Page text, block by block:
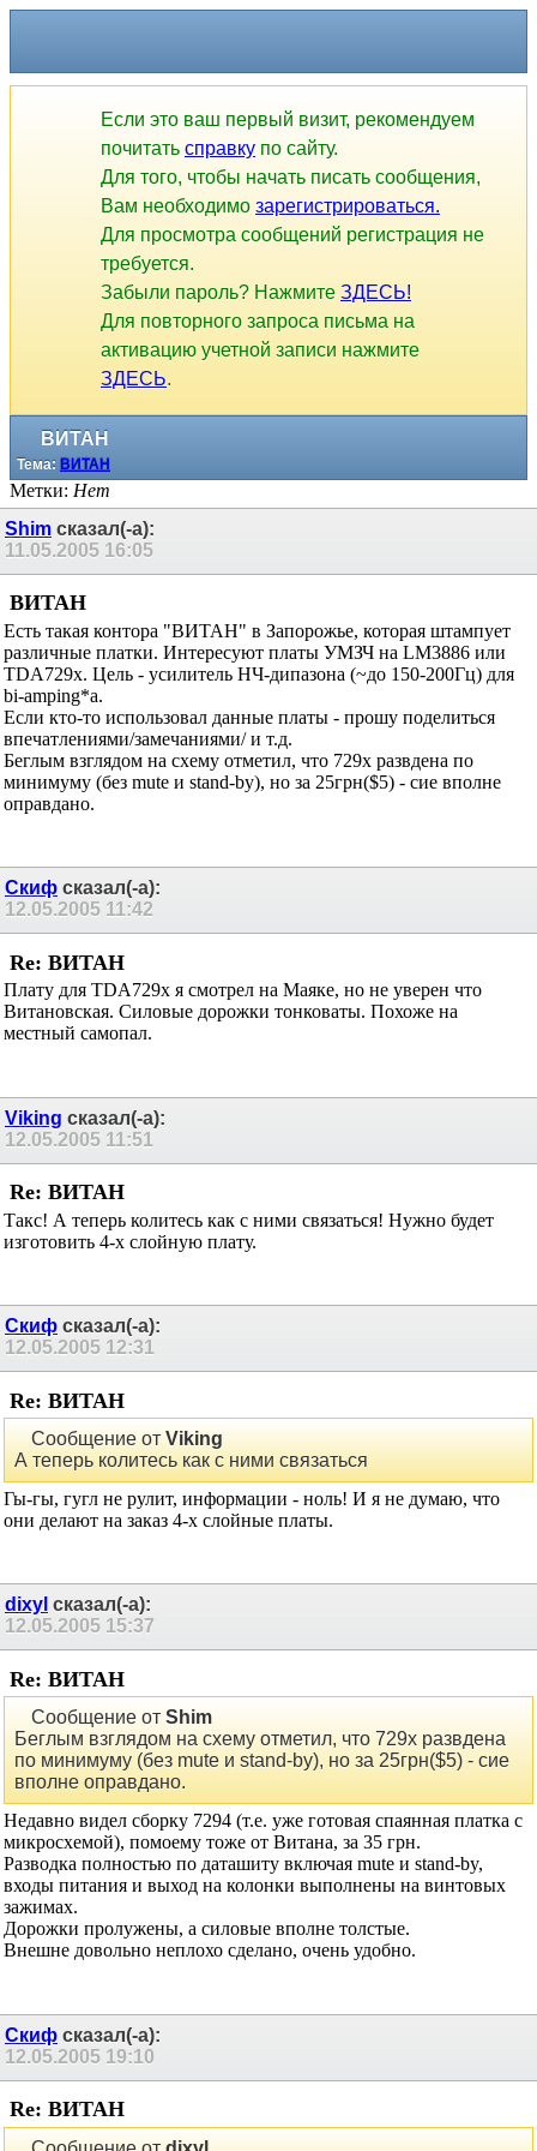
Если это ваш первый визит, рекомендуем
почитать справку по сайту.
Для того, чтобы начать писать сообщения,
Вам необходимо зарегистрироваться.
Для просмотра сообщений регистрация не
требуется.
Забыли пароль? Нажмите ЗДЕСЬ!
Для повторного запроса письма на
активацию учетной записи нажмите
ЗДЕСЬ.
ВИТАН
Тема: ВИТАН
Метки: Нет
Shim сказал(-а):
11.05.2005 16:05
ВИТАН
Есть такая контора "ВИТАН" в Запорожье, которая штампует
различные платки. Интересуют платы УМЗЧ на LM3886 или
TDA729x. Цель - усилитель НЧ-дипазона (~до 150-200Гц) для
bi-amping*а.
Если кто-то использовал данные платы - прошу поделиться
впечатлениями/замечаниями/ и т.д.
Беглым взглядом на схему отметил, что 729х развдена по
минимуму (без mute и stand-by), но за 25грн($5) - сие вполне
оправдано.
Скиф сказал(-а):
12.05.2005 11:42
Re: ВИТАН
Плату для TDA729x я смотрел на Маяке, но не уверен что
Витановская. Силовые дорожки тонковаты. Похоже на
местный самопал.
Viking сказал(-а):
12.05.2005 11:51
Re: ВИТАН
Такс! А теперь колитесь как с ними связаться! Нужно будет
изготовить 4-х слойную плату.
Скиф сказал(-а):
12.05.2005 12:31
Re: ВИТАН
Сообщение от Viking
А теперь колитесь как с ними связаться
Гы-гы, гугл не рулит, информации - ноль! И я не думаю, что
они делают на заказ 4-х слойные платы.
dixyl сказал(-а):
12.05.2005 15:37
Re: ВИТАН
Сообщение от Shim
Беглым взглядом на схему отметил, что 729х развдена
по минимуму (без mute и stand-by), но за 25грн($5) - сие
вполне оправдано.
Недавно видел сборку 7294 (т.е. уже готовая спаянная платка с
микросхемой), помоему тоже от Витана, за 35 грн.
Разводка полностью по даташиту включая mute и stand-by,
входы питания и выход на колонки выполнены на винтовых
зажимах.
Дорожки пролужены, а силовые вполне толстые.
Внешне довольно неплохо сделано, очень удобно.
Скиф сказал(-а):
12.05.2005 19:10
Re: ВИТАН